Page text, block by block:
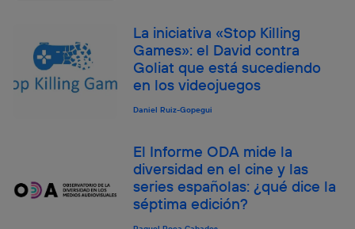
La iniciativa «Stop Killing
Games»: el David contra
Goliat que está sucediendo
en los videojuegos
Daniel Ruiz-Gopegui
El Informe ODA mide la
diversidad en el cine y las
series españolas: ¿qué dice la
séptima edición?